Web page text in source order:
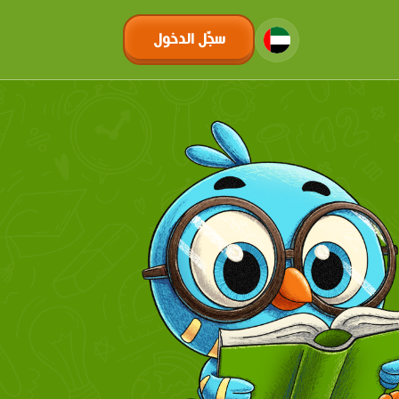
سجّل الدخول